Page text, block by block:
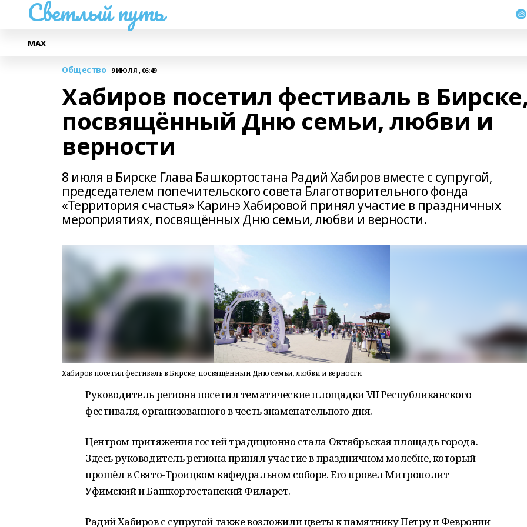
Светлый путь
МАХ
Общество 9 ИЮЛЯ , 06:49
Хабиров посетил фестиваль в
посвящённый Дню семьи, любви и
верности
8 июля в Бирске Глава Башкортостана Радий Хабиров вместе с супругой,
председателем попечительского совета Благотворительного фонда
«Территория счастья» Каринэ Хабировой принял участие в праздничных
мероприятиях, посвящённых Дню семьи, любви и верности.
Хабиров посетил фестиваль в Бирске, посвящённый Дню семьи, любви и верности
Руководитель региона посетил тематические площадки VII Республиканского
фестиваля, организованного в честь знаменательного дня.
Центром притяжения гостей традиционно стала Октябрьская площадь города.
Здесь руководитель региона принял участие в праздничном молебне, который
прошёл в Свято-Троицком кафедральном соборе. Его провел Митрополит
Уфимский и Башкортостанский Филарет.
Радий Хабиров с супругой также возложили цветы к памятнику Петру и Февронии